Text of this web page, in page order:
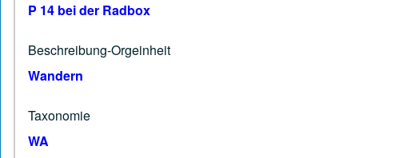
P 14 bei der Radbox
Beschreibung-Orgeinheit
Wandern
Taxonomie
WA